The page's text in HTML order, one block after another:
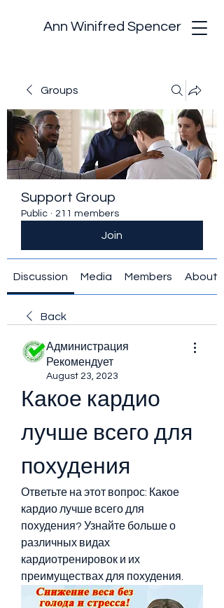
Ann Winifred Spencer
Groups
Support Group
Public · 211 members
Join
Discussion Media Members About
Back
Администрация
Рекомендует
August 23, 2023
Какое кардио
лучше всего для
похудения
Ответьте на этот вопрос: Какое
кардио лучше всего для
похудения? Узнайте больше о
различных видах
кардиотренировок и их
преимуществах для похудения.